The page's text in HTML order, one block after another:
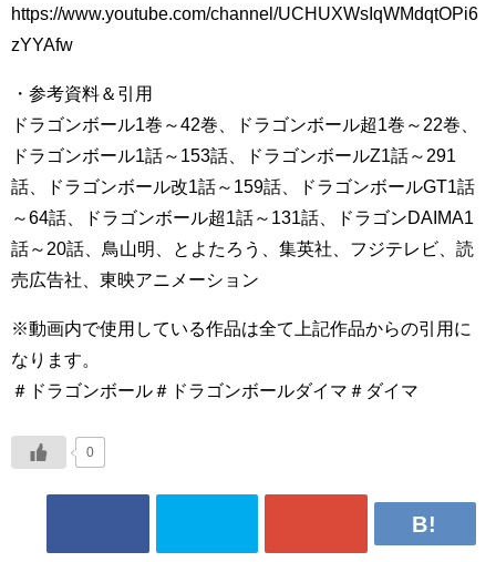
https://www.youtube.com/channel/UCHUXWsIqWMdqtOPi6
zYYAfw
・参考資料＆引用
ドラゴンボール1巻～42巻、ドラゴンボール超1巻～22巻、
ドラゴンボール1話～153話、ドラゴンボールZ1話～291
話、ドラゴンボール改1話～159話、ドラゴンボールGT1話
～64話、ドラゴンボール超1話～131話、ドラゴンDAIMA1
話～20話、鳥山明、とよたろう、集英社、フジテレビ、読
売広告社、東映アニメーション
※動画内で使用している作品は全て上記作品からの引用に
なります。
＃ドラゴンボール＃ドラゴンボールダイマ＃ダイマ
0